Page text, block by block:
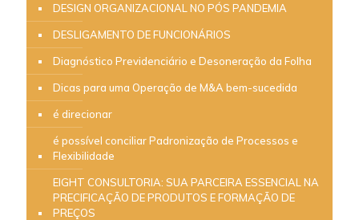
DESIGN ORGANIZACIONAL NO PÓS PANDEMIA
DESLIGAMENTO DE FUNCIONÁRIOS
Diagnóstico Previdenciário e Desoneração da Folha
Dicas para uma Operação de M&A bem-sucedida
é direcionar
é possível conciliar Padronização de Processos e
Flexibilidade
EIGHT CONSULTORIA: SUA PARCEIRA ESSENCIAL NA
PRECIFICAÇÃO DE PRODUTOS E FORMAÇÃO DE
PREÇOS